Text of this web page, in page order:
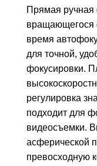
Прямая
вращающегося
время
для точной,
фокусировки.
регулировка
подходит для
видеосъемки.
асферической
превосходную